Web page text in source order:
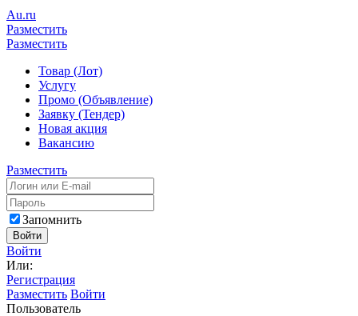
Au.ru
Разместить
Разместить
Товар (Лот)
Услугу
Промо (Объявление)
Заявку (Тендер)
Новая акция
Вакансию
Разместить
Запомнить
Войти
Войти
Или:
Регистрация
Разместить Войти
Пользователь